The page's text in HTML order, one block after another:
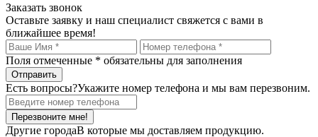
Заказать звонок
Оставьте заявку и наш специалист свяжется с вами в
ближайшее время!
Поля отмеченные * обязательны для заполнения
Есть вопросы?Укажите номер телефона и мы вам перезвоним.
Перезвоните мне!
Другие городаВ которые мы доставляем продукцию.